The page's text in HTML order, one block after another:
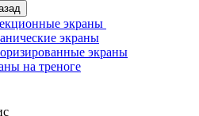
экраны
экраны
экраны
на треноге